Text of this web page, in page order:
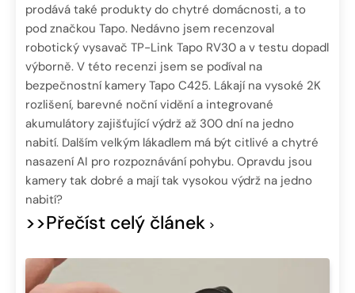
prodává také produkty do chytré domácnosti, a to
pod značkou Tapo. Nedávno jsem recenzoval
robotický vysavač TP-Link Tapo RV30 a v testu dopadl
výborně. V této recenzi jsem se podíval na
bezpečnostní kamery Tapo C425. Lákají na vysoké 2K
rozlišení, barevné noční vidění a integrované
akumulátory zajišťující výdrž až 300 dní na jedno
nabití. Dalším velkým lákadlem má být citlivé a chytré
nasazení AI pro rozpoznávání pohybu. Opravdu jsou
kamery tak dobré a mají tak vysokou výdrž na jedno
nabití?
>>Přečíst celý článek